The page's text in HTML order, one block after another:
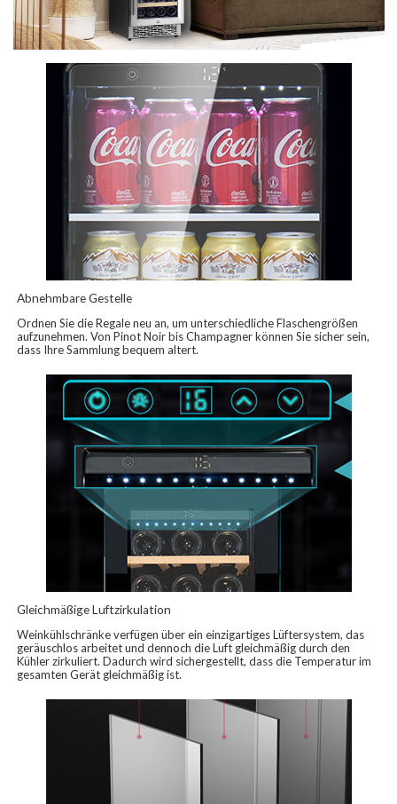
Abnehmbare Gestelle
Ordnen Sie die Regale neu an, um unterschiedliche Flaschengrößen
aufzunehmen. Von Pinot Noir bis Champagner können Sie sicher sein,
dass Ihre Sammlung bequem altert.
Gleichmäßige Luftzirkulation
Weinkühlschränke verfügen über ein einzigartiges Lüftersystem, das
geräuschlos arbeitet und dennoch die Luft gleichmäßig durch den
Kühler zirkuliert. Dadurch wird sichergestellt, dass die Temperatur im
gesamten Gerät gleichmäßig ist.